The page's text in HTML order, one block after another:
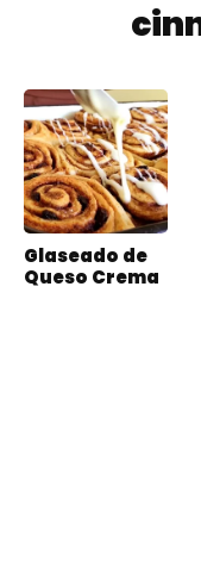
Glaseado de
Queso Crema